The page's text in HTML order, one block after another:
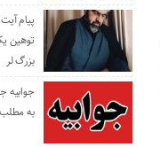
پیام
توهین
بزرگ لر
جوابیه
به